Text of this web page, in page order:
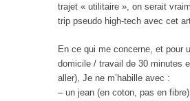
trajet « utilitaire », on serait
trip pseudo high-tech avec cet
En ce qui me concerne, et pour
domicile / travail de 30 minutes
aller), Je ne m’habille avec :
– un jean (en coton, pas en